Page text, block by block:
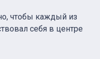
чтобы каждый из
себя в центре